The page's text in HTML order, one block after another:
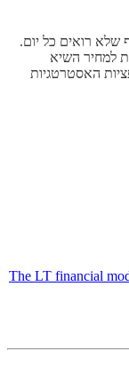
גרף שלא רואים כל יום.
לשפל של למעלה מ-90% מתחת למחיר השיא
האסטרטגיות
The LT financial